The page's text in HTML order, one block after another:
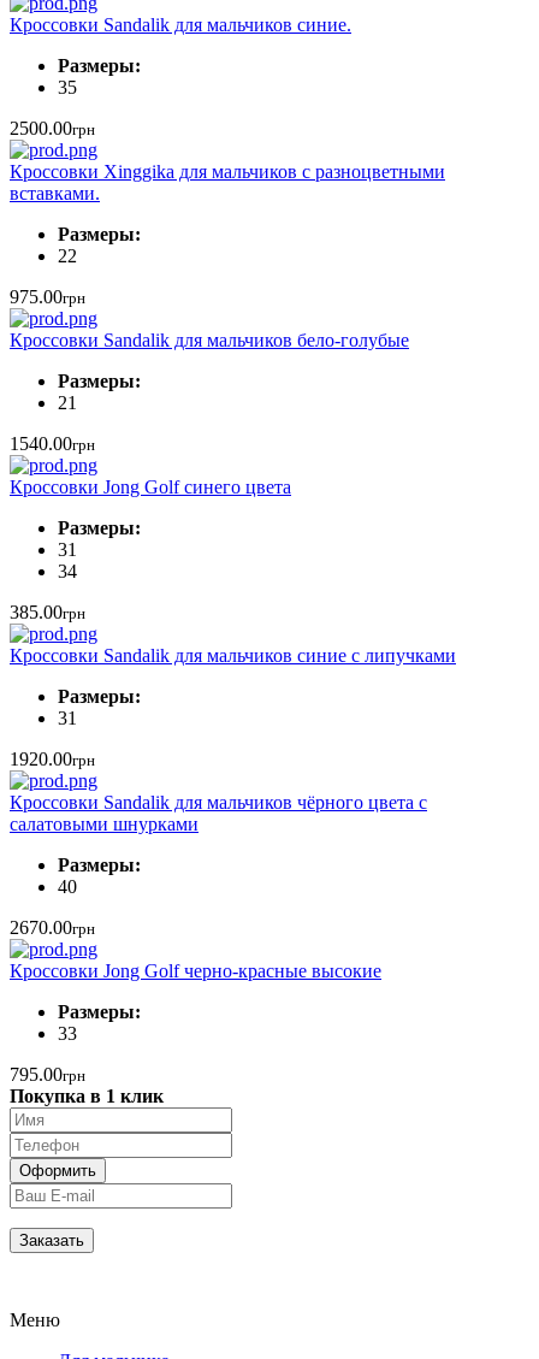
Кроссовки Sandalik для мальчиков синие.
Размеры:
35
2500.00грн
Кроссовки Xinggika для мальчиков с разноцветными
вставками.
Размеры:
22
975.00грн
Кроссовки Sandalik для мальчиков бело-голубые
Размеры:
21
1540.00грн
Кроссовки Jong Golf синего цвета
Размеры:
31
34
385.00грн
Кроссовки Sandalik для мальчиков синие с липучками
Размеры:
31
1920.00грн
Кроссовки Sandalik для мальчиков чёрного цвета с
салатовыми шнурками
Размеры:
40
2670.00грн
Кроссовки Jong Golf черно-красные высокие
Размеры:
33
795.00грн
Покупка в 1 клик
Меню